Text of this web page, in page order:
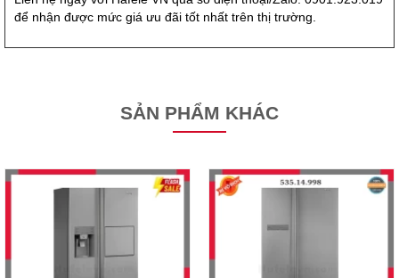
để nhận được mức giá ưu đãi tốt nhất trên thị trường.
SẢN PHẨM KHÁC